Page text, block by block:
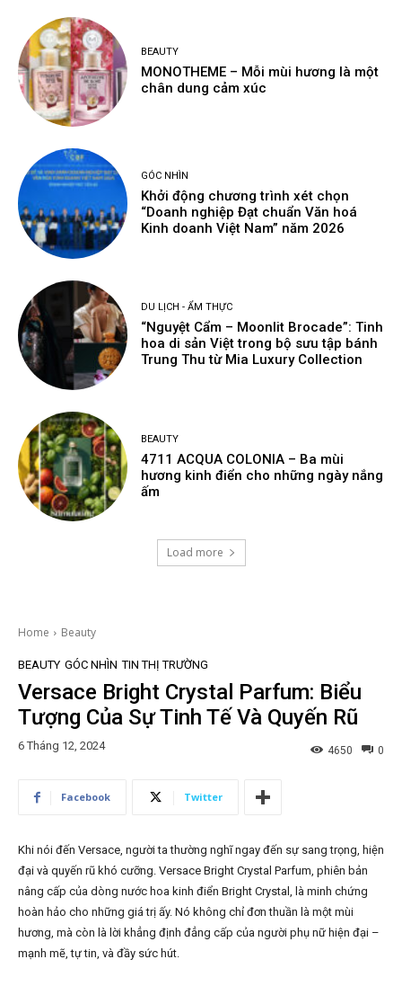
BEAUTY
MONOTHEME – Mỗi mùi hương là một
chân dung cảm xúc
GÓC NHÌN
Khởi động chương trình xét chọn
“Doanh nghiệp Đạt chuẩn Văn hoá
Kinh doanh Việt Nam” năm 2026
DU LỊCH - ẨM THỰC
“Nguyệt Cẩm – Moonlit Brocade”: Tinh
hoa di sản Việt trong bộ sưu tập bánh
Trung Thu từ Mia Luxury Collection
BEAUTY
4711 ACQUA COLONIA – Ba mùi
hương kinh điển cho những ngày nắng
ấm
Load more